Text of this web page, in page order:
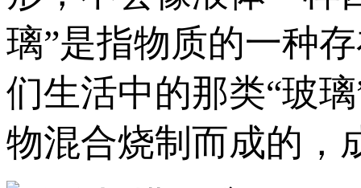
璃”是指物质的一种
们生活中的那类“玻
物混合烧制而成的，